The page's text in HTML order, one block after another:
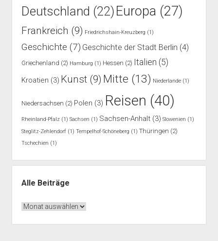
Deutschland (22) Europa (27)
Frankreich (9) Friedrichshain-Kreuzberg (1)
Geschichte (7) Geschichte der Stadt Berlin (4)
Griechenland (2) Hamburg (1) Hessen (2) Italien (5)
Kroatien (3) Kunst(9) Mitte (13) Niederlande(1)
Niedersachsen (2) Polen (3) Reisen (40)
Rheinland-Pfalz(1) Sachsen (1) Sachsen-Anhalt(3) Slowenien (1)
Steglitz-Zehlendorf(1) Tempelhof-Schöneberg (1) Thüringen (2)
Tschechien (1)
Alle Beiträge
Alle